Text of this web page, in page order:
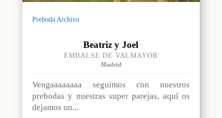
Preboda Archivo
Beatriz y Joel
EMBALSE DE VALMAYOR
Madrid
Vengaaaaaaaa seguimos con nuestros
prebodas y nuestras super parejas, aquí os
dejamos un...